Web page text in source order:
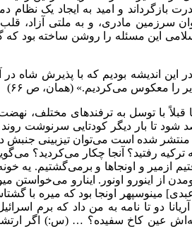
و امید به ایجاد یک نظام
سرزمین مادری، و به ملتی آزاد،
این مسئله را روشن ساخته بود که
این اندیشه بودیم که با پذیرش
را معکوس می‌کردیم.» (همان، ص ۶۶)
اطرافشان غلط بود؟ آمریکا قبلاً با
حساسیت بالایی رصد شود تا بار دیگر
رفتید؟ آنجا چکار می‌کردید؟
و اونجاها و برمی‌گشتیم. یه
از اینورو اونور. اینارو
مینوسپهر اونجا بود که میره با
دو تا نامه به من داد که برم
عین کاخ سفیده؟ … (س:) اگر